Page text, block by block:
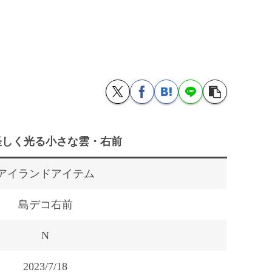
く光る小さな雲・右前
イランドアイテム
島デコ右前
N
2023/7/18